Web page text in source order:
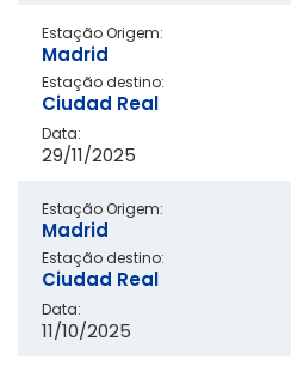
Estação Origem:
Madrid
Estação destino:
Ciudad Real
Data:
29/11/2025
Estação Origem:
Madrid
Estação destino:
Ciudad Real
Data:
11/10/2025